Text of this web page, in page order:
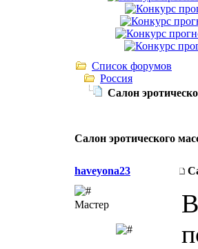
Список форумов
Россия
Салон
Салон эротического
haveyona23
Мастер